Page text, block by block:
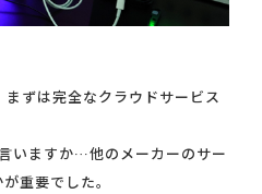
ずは完全なクラウドサービス
いますか…他のメーカーのサー
重要でした。